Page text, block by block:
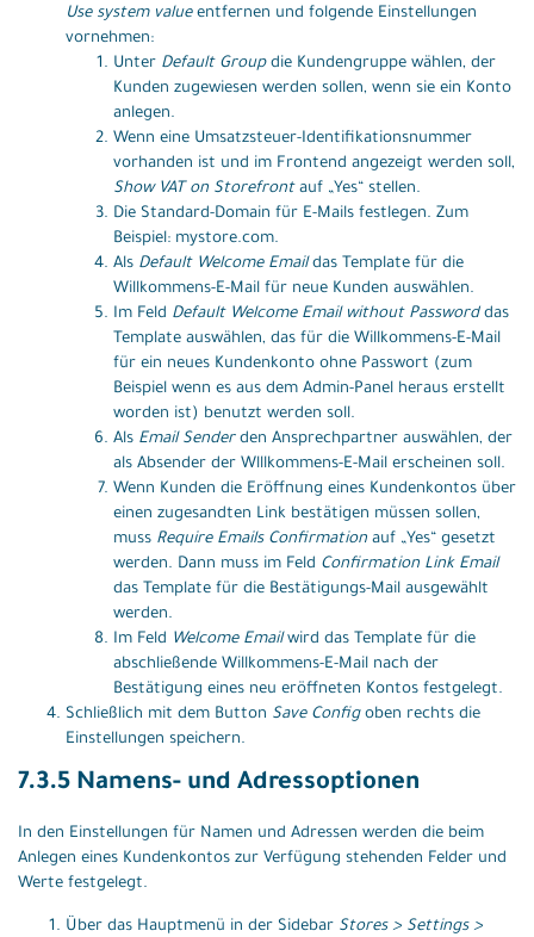
Use system valueentfernen und folgende Einstellungen
vornehmen:
Unter Default Groupdie Kundengruppe wählen, der
Kunden zugewiesen werden sollen, wenn sie ein Konto
anlegen.
Wenn eine Umsatzsteuer-Identifikationsnummer
vorhanden ist und im Frontend angezeigt werden soll,
Show VAT on Storefrontauf „Yes“ stellen.
Die Standard-Domain für E-Mails festlegen. Zum
Beispiel: mystore.com.
Als Default Welcome Emaildas Template für die
Willkommens-E-Mail für neue Kunden auswählen.
Im Feld Default Welcome Email without Passworddas
Template auswählen, das für die Willkommens-E-Mail
für ein neues Kundenkonto ohne Passwort (zum
Beispiel wenn es aus dem Admin-Panel heraus erstellt
worden ist) benutzt werden soll.
Als Email Senderden Ansprechpartner auswählen, der
als Absender der Wlllkommens-E-Mail erscheinen soll.
Wenn Kunden die Eröffnung eines Kundenkontos über
einen zugesandten Link bestätigen müssen sollen,
muss Require Emails Confirmation auf „Yes“ gesetzt
werden. Dann muss im Feld Confirmation Link Email
das Template für die Bestätigungs-Mail ausgewählt
werden.
Im Feld Welcome Emailwird das Template für die
abschließende Willkommens-E-Mail nach der
Bestätigung eines neu eröffneten Kontos festgelegt.
Schließlich mit dem Button Save Configoben rechts die
Einstellungen speichern.
7.3.5 Namens- und Adressoptionen
In den Einstellungen für Namen und Adressen werden die beim
Anlegen eines Kundenkontos zur Verfügung stehenden Felder und
Werte festgelegt.
Über das Hauptmenü in der Sidebar Stores > Settings >